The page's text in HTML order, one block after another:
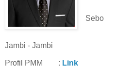
Sebo
Jambi - Jambi
Profil PMM : Link